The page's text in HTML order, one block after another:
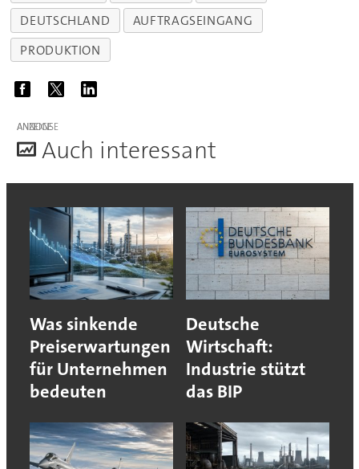
DEUTSCHLAND
AUFTRAGSEINGANG
PRODUKTION
ANZEIGE
Auch interessant
Was sinkende
Preiserwartungen
für Unternehmen
bedeuten
Deutsche
Wirtschaft:
Industrie stützt
das BIP